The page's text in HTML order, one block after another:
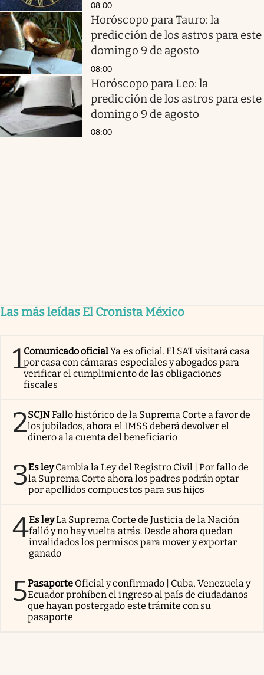
08:00
Horóscopo para Tauro: la
predicción de los astros para este
domingo 9 de agosto
08:00
Horóscopo para Leo: la
predicción de los astros para este
domingo 9 de agosto
08:00
Las más leídas El Cronista México
1Comunicado oficialYa es oficial. El SAT visitará casa
por casa con cámaras especiales y abogados para
verificar el cumplimiento de las obligaciones
fiscales
2SCJNFallo histórico de la Suprema Corte a favor de
los jubilados, ahora el IMSS deberá devolver el
dinero a la cuenta del beneficiario
3Es ley Cambia la Ley del Registro Civil | Por fallo de
la Suprema Corte ahora los padres podrán optar
por apellidos compuestos para sus hijos
4Es leyLa Suprema Corte de Justicia de la Nación
falló y no hay vuelta atrás. Desde ahora quedan
invalidados los permisos para mover y exportar
ganado
5Pasaporte Oficial y confirmado | Cuba, Venezuela y
Ecuador prohíben el ingreso al país de ciudadanos
que hayan postergado este trámite con su
pasaporte